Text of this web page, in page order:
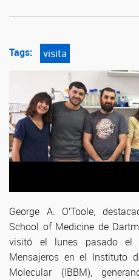
Tags: visita
George A. O’Toole,
School of Medicine de
visitó el lunes pasado el
Mensajeros en el Instituto
Molecular (IBBM),